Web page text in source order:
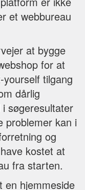
et webbureau
at bygge
for at
tilgang
dårlig
søgeresultater
problemer kan i
og
kostet at
fra starten.
en hjemmeside